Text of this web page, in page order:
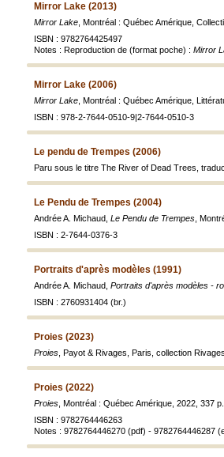
Mirror Lake (2013)
Mirror Lake , Montréal : Québec Amérique,
ISBN : 9782764425497
Notes : Reproduction de (format poche) : Mirror
Mirror Lake (2006)
Mirror Lake , Montréal : Québec Amérique,
ISBN : 978-2-7644-0510-9|2-7644-0510-3
Le pendu de Trempes (2006)
Paru sous le titre The River of Dead Trees,
Le Pendu de Trempes (2004)
Andrée A. Michaud, Le Pendu de Trempes ,
ISBN : 2-7644-0376-3
Portraits d'après modèles (1991)
Andrée A. Michaud, Portraits d'après modèles -
ISBN : 2760931404 (br.)
Proies (2023)
Proies , Payot & Rivages, Paris, collection
Proies (2022)
Proies , Montréal : Québec Amérique, 2022, 337 p.
ISBN : 9782764446263
Notes : 9782764446270 (pdf) - 9782764446287